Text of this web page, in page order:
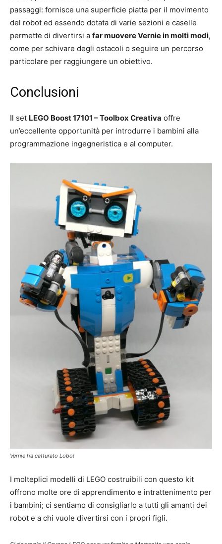
passaggi: fornisce una superficie piatta per il movimento
del robot ed essendo dotata di varie sezioni e caselle
permette di divertirsi a far muovere Vernie in molti modi,
come per schivare degli ostacoli o seguire un percorso
particolare per raggiungere un obiettivo.
Conclusioni
Il set LEGO Boost 17101 – Toolbox Creativa offre
un’eccellente opportunità per introdurre i bambini alla
programmazione ingegneristica e al computer.
Vernie ha catturato Lobo!
I molteplici modelli di LEGO costruibili con questo kit
offrono molte ore di apprendimento e intrattenimento per
i bambini; ci sentiamo di consigliarlo a tutti gli amanti dei
robot e a chi vuole divertirsi con i propri figli.